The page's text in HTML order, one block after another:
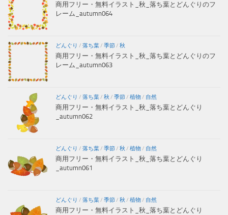
商用フリー・無料イラスト_秋_落ち葉とどんぐりのフ
レーム_autumn064
どんぐり / 落ち葉/ 季節/ 秋
商用フリー・無料イラスト_秋_落ち葉とどんぐりのフ
レーム_autumn063
どんぐり / 落ち葉/ 秋 / 季節/ 植物/ 自然
商用フリー・無料イラスト_秋_落ち葉とどんぐり
_autumn062
どんぐり / 落ち葉/ 季節/ 秋 / 植物/ 自然
商用フリー・無料イラスト_秋_落ち葉とどんぐり
_autumn061
どんぐり / 落ち葉/ 季節/ 秋 / 植物/ 自然
商用フリー・無料イラスト_秋_落ち葉とどんぐり